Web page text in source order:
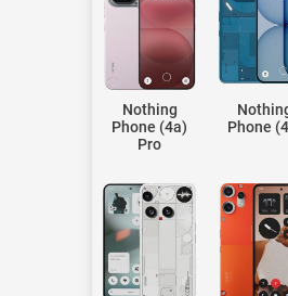
Nothing
Phone (4a)
Pro
Phone